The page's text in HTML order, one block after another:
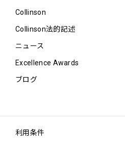
Collinson
Collinson法的記述
ニュース
Excellence Awards
ブログ
利用条件